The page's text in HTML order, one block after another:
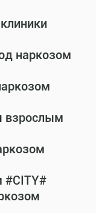
наркозом
взрослым
#CITY#